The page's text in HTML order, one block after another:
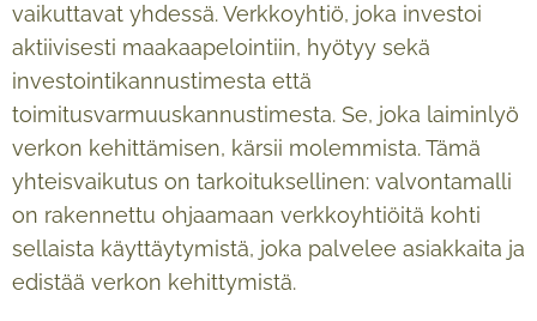
vaikuttavat yhdessä. Verkkoyhtiö, joka investoi
aktiivisesti maakaapelointiin, hyötyy sekä
investointikannustimesta että
toimitusvarmuuskannustimesta. Se, joka laiminlyö
verkon kehittämisen, kärsii molemmista. Tämä
yhteisvaikutus on tarkoituksellinen: valvontamalli
on rakennettu ohjaamaan verkkoyhtiöitä kohti
sellaista käyttäytymistä, joka palvelee asiakkaita ja
edistää verkon kehittymistä.